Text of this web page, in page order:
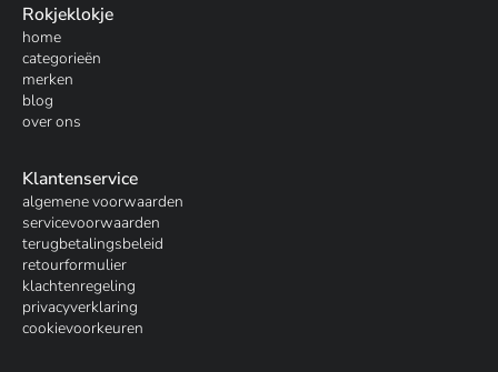
Rokjeklokje
home
categorieën
merken
blog
over ons
Klantenservice
algemene voorwaarden
servicevoorwaarden
terugbetalingsbeleid
retourformulier
klachtenregeling
privacyverklaring
cookievoorkeuren